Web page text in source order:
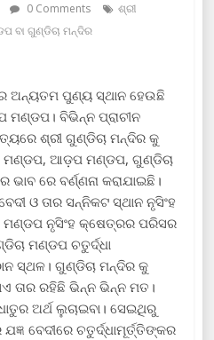
0 Comments
ଶ୍ରୀ
ବା ଗୁଣ୍ଡିଚା ମନ୍ଦିର
ର ଅନ୍ୟତମ ପୁଣ୍ୟ ସ୍ଥାନ ହେଉଛି
ମଣ୍ଡପ। ବିଭିନ୍ନ ପ୍ରାଚୀନ
ଶ୍ରୀ ଗୁଣ୍ଡିଚା ମନ୍ଦିର କୁ
ମଣ୍ଡପ, ଆଡ଼ପ ମଣ୍ଡପ, ଗୁଣ୍ଡିଚା
ରେ ବର୍ଣ୍ଣନା କରାଯାଇଛି।
ଓ ତାର ସନ୍ନିକଟ ସ୍ଥାନ ନୃସିଂହ
ନୃସିଂହ କ୍ଷେତ୍ରର ପରିସର
ମଣ୍ଡପ ଚତୁର୍ଦ୍ଧା
ସ୍ଥଳ। ଗୁଣ୍ଡିଚା ମନ୍ଦିର କୁ
ତାର ରହିଛି ଭିନ୍ନ ଭିନ୍ନ ମତ।
ଅର୍ଥ ଲୁଚାଇବା। ସେଇଥିରୁ
ବେଦୀରେ ଚତୁର୍ଦ୍ଧାମୂର୍ତ୍ତିଙ୍କର